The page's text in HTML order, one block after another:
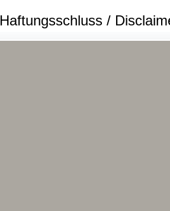
Haftungsschluss /